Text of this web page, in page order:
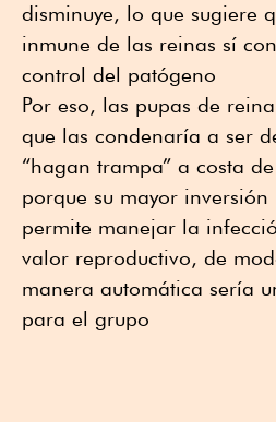
disminuye, lo que sugiere
inmune de las reinas sí
control del patógeno
Por eso, las pupas de
que las condenaría a ser
“hagan trampa” a costa
porque su mayor
permite manejar la
valor reproductivo, de
manera automática sería
para el grupo